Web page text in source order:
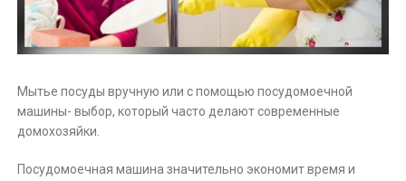
Мытье посуды вручную или с помощью посудомоечной
машины- выбор, который часто делают современные
домохозяйки.
Посудомоечная машина значительно экономит время и